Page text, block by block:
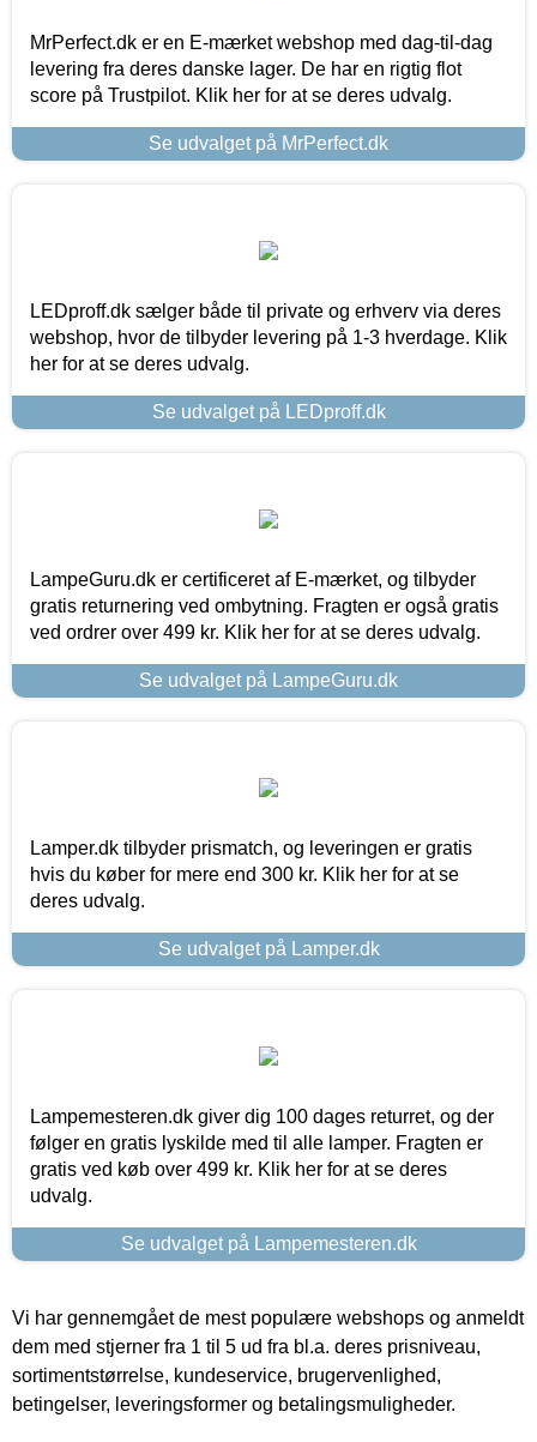
MrPerfect.dk er en E-mærket webshop med dag-til-dag
levering fra deres danske lager. De har en rigtig flot
score på Trustpilot. Klik her for at se deres udvalg.
Se udvalget på MrPerfect.dk
LEDproff.dk sælger både til private og erhverv via deres
webshop, hvor de tilbyder levering på 1-3 hverdage. Klik
her for at se deres udvalg.
Se udvalget på LEDproff.dk
LampeGuru.dk er certificeret af E-mærket, og tilbyder
gratis returnering ved ombytning. Fragten er også gratis
ved ordrer over 499 kr. Klik her for at se deres udvalg.
Se udvalget på LampeGuru.dk
Lamper.dk tilbyder prismatch, og leveringen er gratis
hvis du køber for mere end 300 kr. Klik her for at se
deres udvalg.
Se udvalget på Lamper.dk
Lampemesteren.dk giver dig 100 dages returret, og der
følger en gratis lyskilde med til alle lamper. Fragten er
gratis ved køb over 499 kr. Klik her for at se deres
udvalg.
Se udvalget på Lampemesteren.dk
Vi har gennemgået de mest populære webshops og anmeldt
dem med stjerner fra 1 til 5 ud fra bl.a. deres prisniveau,
sortimentstørrelse, kundeservice, brugervenlighed,
betingelser, leveringsformer og betalingsmuligheder.